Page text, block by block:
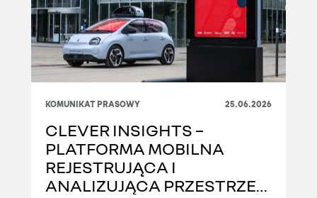
KOMUNIKAT PRASOWY 25.06.2026
CLEVER INSIGHTS –
PLATFORMA MOBILNA
REJESTRUJĄCA I
ANALIZUJĄCA PRZESTRZEŃ